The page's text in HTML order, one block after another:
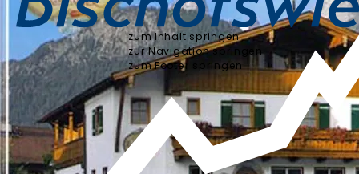
zum Inhalt springen
zur Navigation springen
zum Footer springen